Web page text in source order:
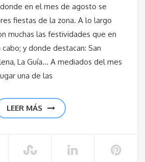
en el mes de agosto se
fiestas de la zona. A lo largo
muchas las festividades que en
y donde destacan: San
La Guía… A mediados del mes
una de las
LEER MÁS